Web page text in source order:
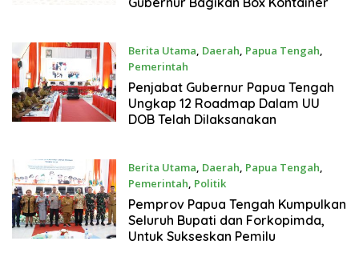
Berita Utama, Daerah, Papua Tengah,
Pemerintah
January 30, 2024
Penjabat Gubernur Papua Tengah
Ungkap 12 Roadmap Dalam UU
DOB Telah Dilaksanakan
Berita Utama, Daerah, Papua Tengah,
Pemerintah, Politik
January 29, 2024
Pemprov Papua Tengah Kumpulkan
Seluruh Bupati dan Forkopimda,
Untuk Sukseskan Pemilu